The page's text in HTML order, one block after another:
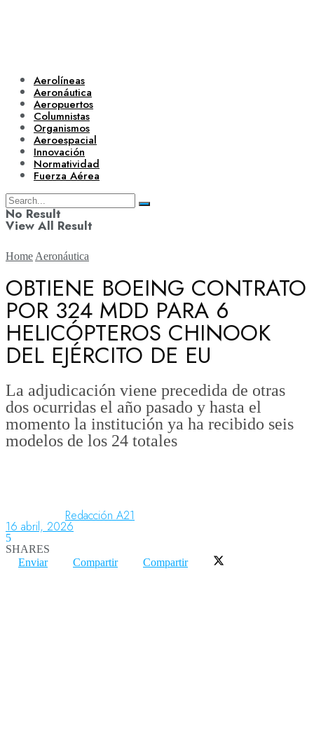
Aerolíneas
Aeronáutica
Aeropuertos
Columnistas
Organismos
Aeroespacial
Innovación
Normatividad
Fuerza Aérea
No Result
View All Result
Aerolíneas
Aeronáutica
Aeropuertos
Organismos
Aeroespacial
Home Aeronáutica
OBTIENE BOEING CONTRATO
POR 324 MDD PARA 6
HELICÓPTEROS CHINOOK
DEL EJÉRCITO DE EU
La adjudicación viene precedida de otras
dos ocurridas el año pasado y hasta el
momento la institución ya ha recibido seis
modelos de los 24 totales
Redacción A21
16 abril, 2026
5
SHARES
Enviar
Compartir Compartir